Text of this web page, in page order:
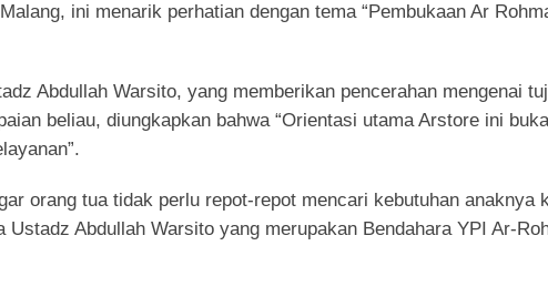
ini menarik perhatian dengan tema “Pembukaan Ar
Abdullah Warsito, yang memberikan pencerahan mengenai
beliau, diungkapkan bahwa “Orientasi utama Arstore ini
orang tua tidak perlu repot-repot mencari kebutuhan anaknya
Abdullah Warsito yang merupakan Bendahara YPI Ar-